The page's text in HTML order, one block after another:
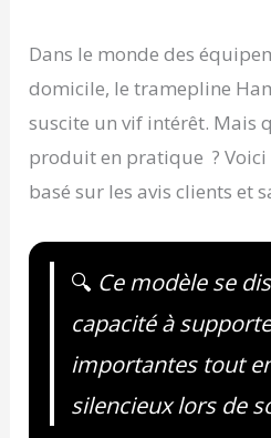
Dans le monde des
domicile, le tramepline
suscite un vif intérêt. Mais
produit en pratique ?
basé sur les avis clients et
🔍 Ce modèle se
capacité à
importantes tout
silencieux lors de